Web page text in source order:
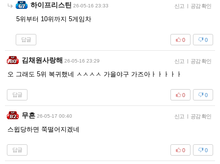
하이프리스틴 26-05-16 23:33 신고 | 공감 확인
5위부터 10위까지 5게임차
답글 0
0
김채원사랑해 26-05-16 23:29 신고 | 공감 확인
오 그래도 5위 복귀했네 ㅅㅅㅅㅅ 가을야구 가즈아ㅏㅏㅏㅏㅏ
답글 0
0
무흔 26-05-17 00:40 신고 | 공감 확인
스윕당하면 쭉떨어지겠네
답글 0
0